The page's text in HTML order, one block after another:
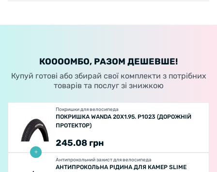
КООООМБО, РАЗОМ ДЕШЕВШЕ!
Купуй готові або збирай свої комплекти з потрібних
товарів та послуг зі знижкою
Покришки для велосипеда
ПОКРИШКА WANDA 20X1.95. P1023 (ДОРОЖНІЙ
ПРОТЕКТОР)
245.08 грн
Антипрокольний захист для велосипеда
АНТИПРОКОЛЬНА РІДИНА ДЛЯ КАМЕР SLIME